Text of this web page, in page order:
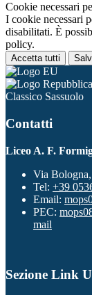
Cookie necessari
I cookie necessari
disabilitati. È
policy.
Accetta tutti
Classico Sassuolo
Contatti
Liceo A. F.
Via
Tel: +39
Email:
PEC:
mail
Sezione Link